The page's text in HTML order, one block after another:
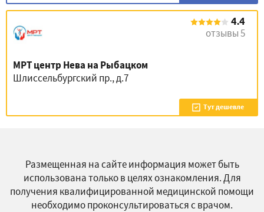
4.4
отзывы 5
МРТ центр Нева на Рыбацком
Шлиссельбургский пр., д.7
Тут дешевле
Размещенная на сайте информация может быть
использована только в целях ознакомления. Для
получения квалифицированной медицинской помощи
необходимо проконсультироваться с врачом.